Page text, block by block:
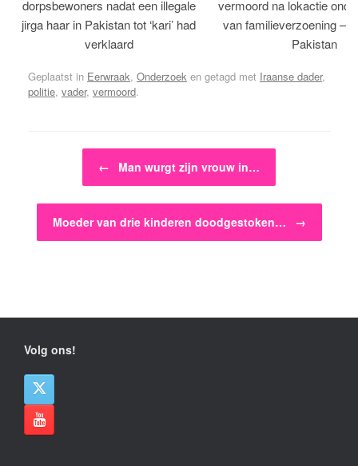
dorpsbewoners nadat een illegale
jirga haar in Pakistan tot ‘kari’ had
verklaard
vermoord na lokactie
van familieverzoening –
Pakistan
Geplaatst in Eerwraak, Onderzoek en getagd met Iraanse dader,
politie, vader, vermoord.
Bericht navigatie
← Man wurgt zijn vrouw in…
Moeder van drie kinderen doodgestoken… →
Volg ons!